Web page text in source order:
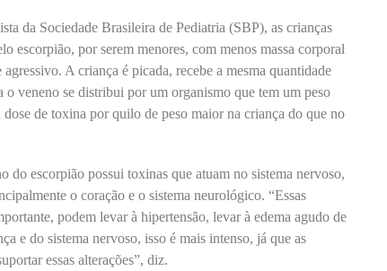
da Sociedade Brasileira de Pediatria (SBP), as crianças
escorpião, por serem menores, com menos massa corporal
A criança é picada, recebe a mesma quantidade
o veneno se distribui por um organismo que tem um peso
de toxina por quilo de peso maior na criança do que no
do escorpião possui toxinas que atuam no sistema nervoso,
o coração e o sistema neurológico. “Essas
podem levar à hipertensão, levar à edema agudo de
e do sistema nervoso, isso é mais intenso, já que as
essas alterações”, diz.